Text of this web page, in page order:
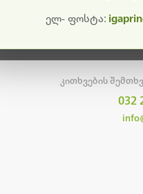
მთავარ
კითხვების
032
ელ- ფოსტა: